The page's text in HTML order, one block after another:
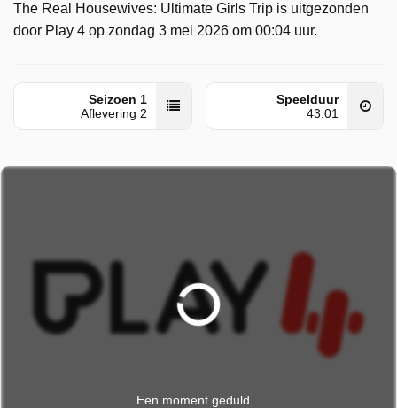
The Real Housewives: Ultimate Girls Trip is uitgezonden
door Play 4 op zondag 3 mei 2026 om 00:04 uur.
Seizoen 1
Aflevering 2
Speelduur
43:01
Een moment geduld...